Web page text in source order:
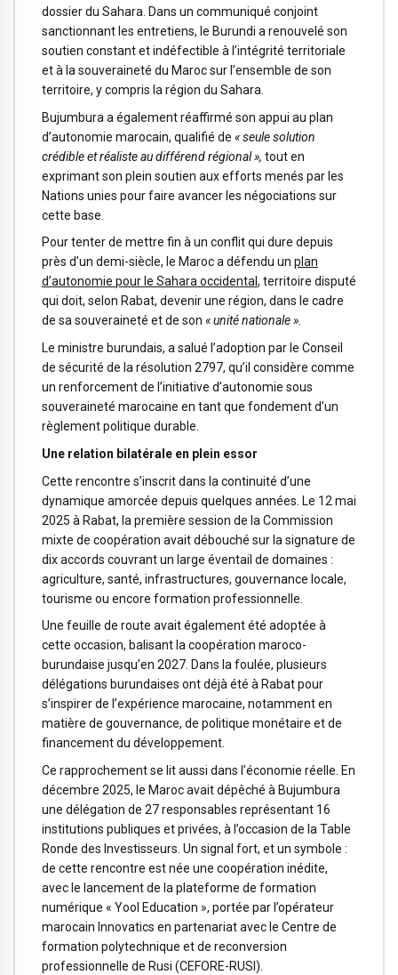
dossier du Sahara. Dans un communiqué conjoint
sanctionnant les entretiens, le Burundi a renouvelé son
soutien constant et indéfectible à l’intégrité territoriale
et à la souveraineté du Maroc sur l’ensemble de son
territoire, y compris la région du Sahara.
Bujumbura a également réaffirmé son appui au plan
d’autonomie marocain, qualifié de « seule solution
crédible et réaliste au différend régional », tout en
exprimant son plein soutien aux efforts menés par les
Nations unies pour faire avancer les négociations sur
cette base.
Pour tenter de mettre fin à un conflit qui dure depuis
près d’un demi-siècle, le Maroc a défendu un plan
d’autonomie pour le Sahara occidental, territoire disputé
qui doit, selon Rabat, devenir une région, dans le cadre
de sa souveraineté et de son « unité nationale ».
Le ministre burundais, a salué l’adoption par le Conseil
de sécurité de la résolution 2797, qu’il considère comme
un renforcement de l’initiative d’autonomie sous
souveraineté marocaine en tant que fondement d’un
règlement politique durable.
Une relation bilatérale en plein essor
Cette rencontre s’inscrit dans la continuité d’une
dynamique amorcée depuis quelques années. Le 12 mai
2025 à Rabat, la première session de la Commission
mixte de coopération avait débouché sur la signature de
dix accords couvrant un large éventail de domaines :
agriculture, santé, infrastructures, gouvernance locale,
tourisme ou encore formation professionnelle.
Une feuille de route avait également été adoptée à
cette occasion, balisant la coopération maroco-
burundaise jusqu’en 2027. Dans la foulée, plusieurs
délégations burundaises ont déjà été à Rabat pour
s’inspirer de l’expérience marocaine, notamment en
matière de gouvernance, de politique monétaire et de
financement du développement.
Ce rapprochement se lit aussi dans l’économie réelle. En
décembre 2025, le Maroc avait dépêché à Bujumbura
une délégation de 27 responsables représentant 16
institutions publiques et privées, à l’occasion de la Table
Ronde des Investisseurs. Un signal fort, et un symbole :
de cette rencontre est née une coopération inédite,
avec le lancement de la plateforme de formation
numérique « Yool Education », portée par l’opérateur
marocain Innovatics en partenariat avec le Centre de
formation polytechnique et de reconversion
professionnelle de Rusi (CEFORE-RUSI).